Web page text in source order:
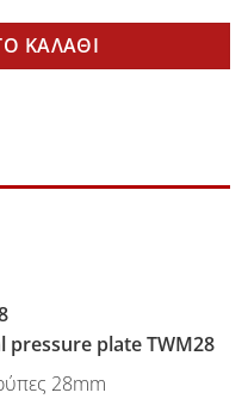
ΚΑΛΆΘΙ
pressure plate TWM28
28mm